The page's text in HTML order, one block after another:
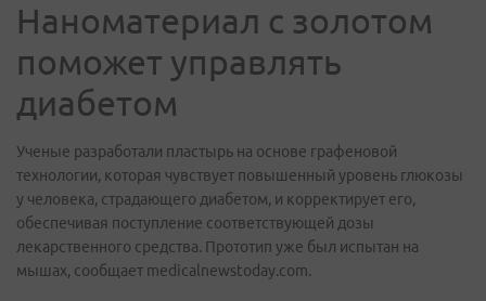
Наноматериал с золотом
поможет управлять
диабетом
Ученые разработали пластырь на основе графеновой
технологии, которая чувствует повышенный уровень глюкозы
у человека, страдающего диабетом, и корректирует его,
обеспечивая поступление соответствующей дозы
лекарственного средства. Прототип уже был испытан на
мышах, сообщает medicalnewstoday.com.